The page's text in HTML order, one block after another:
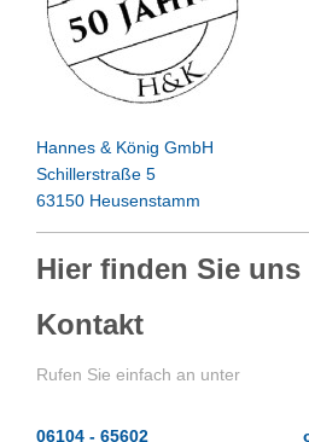
Hannes & König GmbH
Schillerstraße 5
63150 Heusenstamm
Hier finden Sie uns
Kontakt
Rufen Sie einfach an unter
06104 - 65602